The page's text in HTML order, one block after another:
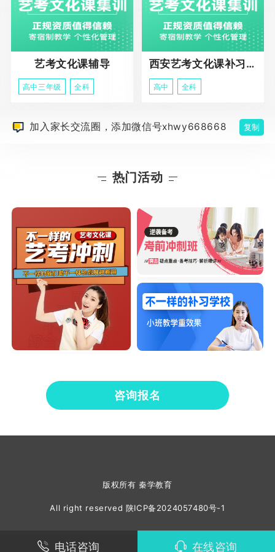
艺考文化课辅导
高中三年级 全科
西安艺考文化课补习学校
高中 全科
加入家长交流圈，添加微信号xhwy668668 复制
热门活动
咨询报名
版权所有 秦学教育
All right reserved 陕ICP备2024057480号-1
电话咨询 在线咨询